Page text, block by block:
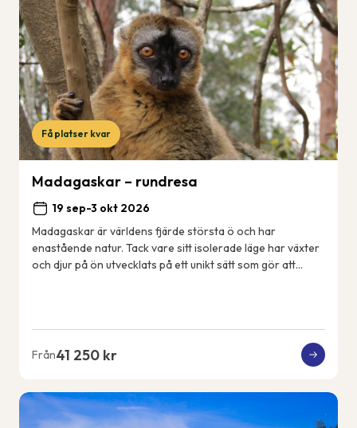
Få platser kvar
Madagaskar – rundresa
19 sep-3 okt 2026
Madagaskar är världens fjärde största ö och har
enastående natur. Tack vare sitt isolerade läge har växter
och djur på ön utvecklats på ett unikt sätt som gör att
Från41 250 kr